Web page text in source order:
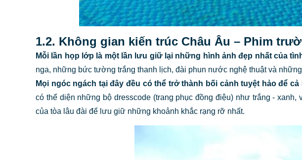
1.2. Không gian kiến trúc Châu Âu – Phim
Mỗi lần họp lớp là một lần lưu giữ lại những hình ảnh đẹp nhất của
nga, những bức tường trắng thanh lịch, đài phun nước nghệ thuật và
Mọi ngóc ngách tại đây đều có thể trở thành bối cảnh tuyệt hảo để
có thể diện những bộ dresscode (trang phục đồng điệu) như trắng -
của tòa lâu đài để lưu giữ những khoảnh khắc rạng rỡ nhất.